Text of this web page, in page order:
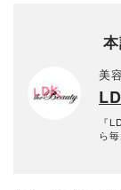
美
『
ら